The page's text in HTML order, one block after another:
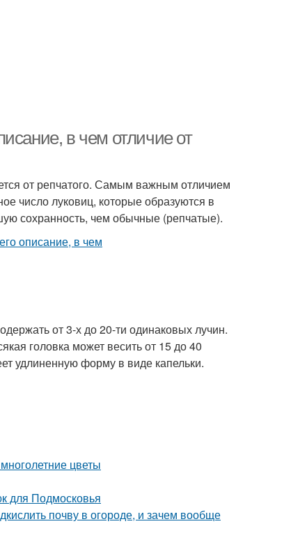
в чем отличие от
от репчатого. Самым важным отличием
число луковиц, которые образуются в
сохранность, чем обычные (репчатые).
от 3-х до 20-ти одинаковых лучин.
головка может весить от 15 до 40
удлиненную форму в виде капельки.
цветы
для Подмосковья
почву в огороде, и зачем вообще